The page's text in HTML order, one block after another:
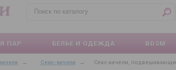
ПАР БЕЛЬЕ И ОДЕЖДА BDSM
→ Секс-качели → Секс-качели,